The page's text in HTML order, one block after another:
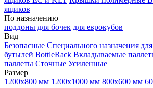
ящиков
По назначению
поддоны для бочек для еврокубов
Вид
Безопасные Специального назначения
бутылей BottleRack Вкладываемые
паллеты Сточные Усиленные
Размер
1200х800 мм 1200х1000 мм 800х600 мм